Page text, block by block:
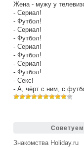
Жена - мужу у
- Сериал!
- Футбол!
- Сериал!
- Футбол!
- Сериал!
- Футбол!
- Сериал!
- Футбол!
- Секс!
- А, чёрт с ним, с
Знакомства Holiday.ru